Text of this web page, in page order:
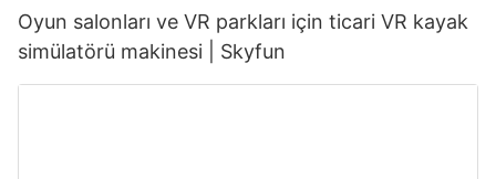
Oyun salonları ve VR parkları için ticari VR kayak
simülatörü makinesi | Skyfun